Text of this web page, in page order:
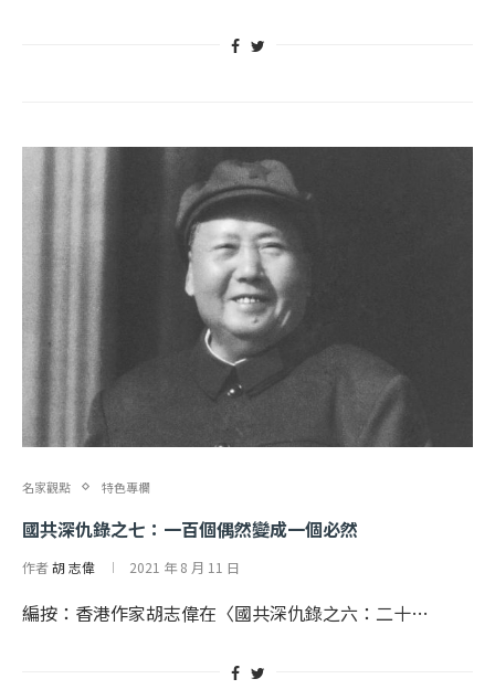
名家觀點 特色專欄
國共深仇錄之七：一百個偶然變成一個必然
作者胡 志偉 2021 年 8 月 11 日
編按：香港作家胡志偉在〈國共深仇錄之六：二十…